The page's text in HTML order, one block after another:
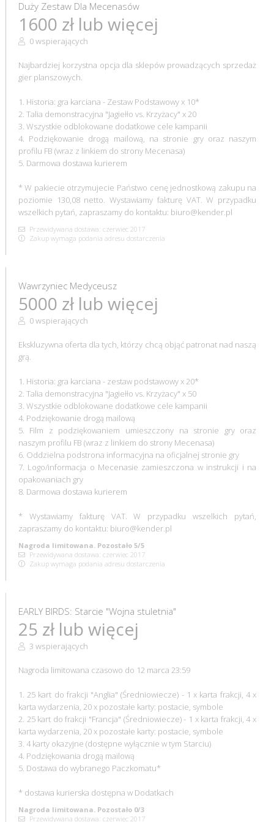
Duży Zestaw Dla Mecenasów
1600 zł lub więcej
0 wspierających
Najbardziej korzystna opcja dla sklepów prowadzących sprzedaż
gier planszowych.
1. Historia: gra karciana - Zestaw Podstawowy x 10*
2. Talia demonstracyjna "Jagiełło vs. Krzyżacy" x 20
3. Wszystkie odblokowane dodatkowe cele kampanii
4. Podziękowanie drogą mailową, na stronie gry oraz naszym
profilu FB (wraz z linkiem do strony Mecenasa)
5. Darmowa dostawa kurierem
* W pakiecie otrzymujecie Państwo cenę jednostkową zakupu na
poziomie 130,08 netto. Wystawiamy fakturę VAT. W przypadku
wszelkich pytań, zapraszamy do kontaktu: biuro@kender.pl
Przewidywana dostawa: czerwiec 2017
Zakup wymaga podania adresu dostarczenia
Wawrzyniec Medyceusz
5000 zł lub więcej
0 wspierających
Ekskluzywna oferta dla tych, którzy chcą objąć patronat nad naszą
grą.
1. Historia: gra karciana - zestaw podstawowy x 20*
2. Talia demonstracyjna "Jagiełło vs. Krzyżacy" x 50
3. Wszystkie odblokowane dodatkowe cele kampanii
4. Podziękowanie drogą mailową
5. Film z podziękowaniem umieszczony na stronie gry oraz
naszym profilu FB (wraz z linkiem do strony Mecenasa)
6. Oddzielna podstrona informacyjna na oficjalnej stronie gry
7. Logo/informacja o Mecenasie zamieszczona w instrukcji i na
opakowaniach gry
8. Darmowa dostawa kurierem
* Wystawiamy fakturę VAT. W przypadku wszelkich pytań,
zapraszamy do kontaktu: biuro@kender.pl
Nagroda limitowana. Pozostało 5/5
Przewidywana dostawa: czerwiec 2017
Zakup wymaga podania adresu dostarczenia
EARLY BIRDS: Starcie "Wojna stuletnia"
25 zł lub więcej
3 wspierających
Nagroda limitowana czasowo do 12 marca 23:59
1. 25 kart do frakcji "Anglia" (Średniowiecze) - 1 x karta frakcji, 4 x
karta wydarzenia, 20 x pozostałe karty: postacie, symbole
2. 25 kart do frakcji "Francja" (Średniowiecze) - 1 x karta frakcji, 4 x
karta wydarzenia, 20 x pozostałe karty: postacie, symbole
3. 4 karty okazyjne (dostępne wyłącznie w tym Starciu)
4. Podziękowania drogą mailową
5. Dostawa do wybranego Paczkomatu*
* dostawa kurierska dostępna w Dodatkach
Nagroda limitowana. Pozostało 0/3
Przewidywana dostawa: czerwiec 2017